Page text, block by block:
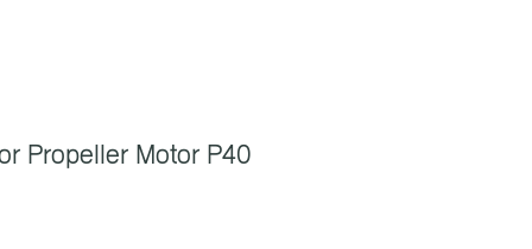
Propeller Motor P40